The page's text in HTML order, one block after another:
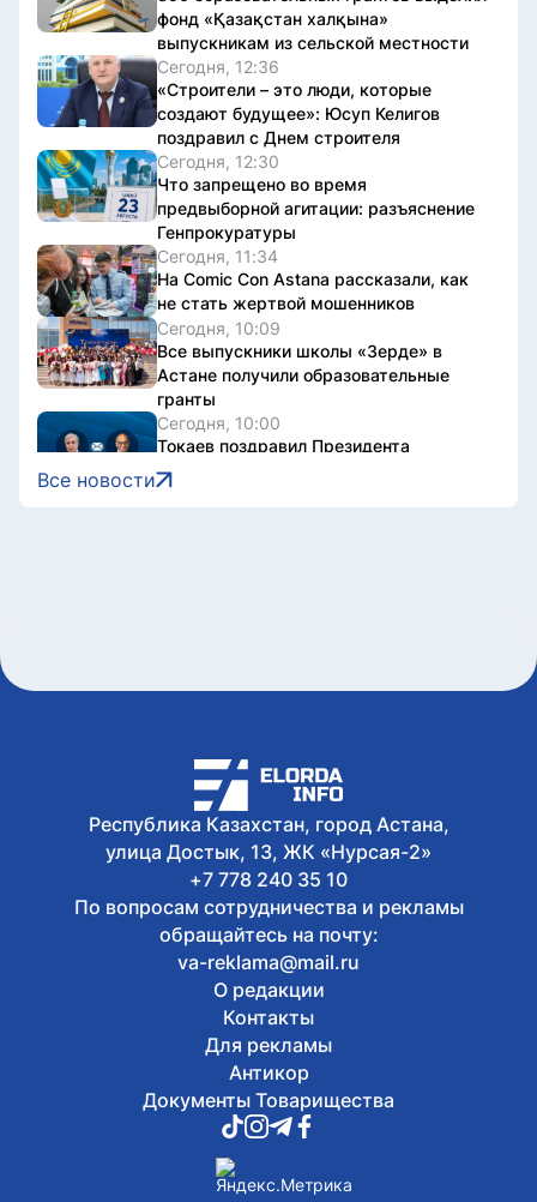
фонд «Қазақстан халқына»
выпускникам из сельской местности
Сегодня, 12:36
«Строители – это люди, которые
создают будущее»: Юсуп Келигов
поздравил с Днем строителя
Сегодня, 12:30
Что запрещено во время
предвыборной агитации: разъяснение
Генпрокуратуры
Сегодня, 11:34
На Comic Con Astana рассказали, как
не стать жертвой мошенников
Сегодня, 10:09
Все выпускники школы «Зерде» в
Астане получили образовательные
гранты
Сегодня, 10:00
Токаев поздравил Президента
Сингапура с Днем независимости
Сегодня, 09:30
8 августа, 2026
Open air фестиваль JASTAR DAY
состоится в Астане в День молодежи
Все новости
Республика Казахстан, город Астана,
улица Достык, 13, ЖК «Нурсая-2»
+7 778 240 35 10
По вопросам сотрудничества и рекламы
обращайтесь на почту:
va-reklama@mail.ru
О редакции
Контакты
Для рекламы
Антикор
Документы Товарищества